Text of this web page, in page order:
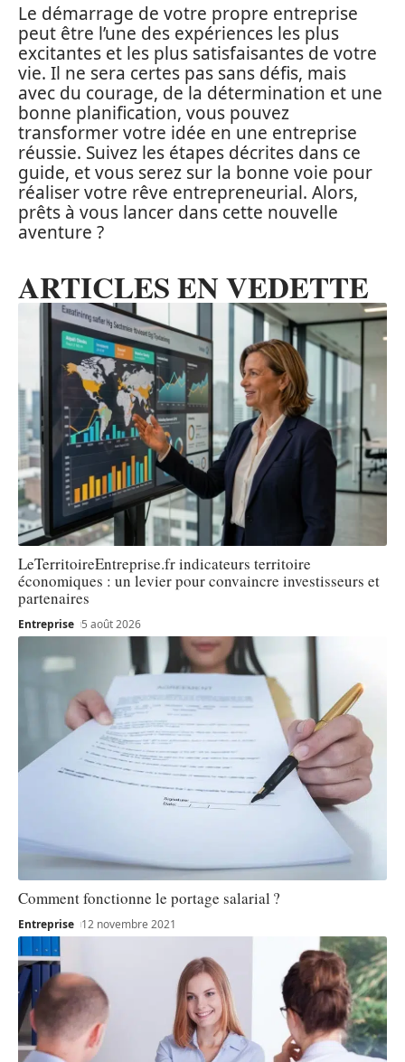
Le démarrage de votre propre entreprise
peut être l’une des expériences les plus
excitantes et les plus satisfaisantes de votre
vie. Il ne sera certes pas sans défis, mais
avec du courage, de la détermination et une
bonne planification, vous pouvez
transformer votre idée en une entreprise
réussie. Suivez les étapes décrites dans ce
guide, et vous serez sur la bonne voie pour
réaliser votre rêve entrepreneurial. Alors,
prêts à vous lancer dans cette nouvelle
aventure ?
ARTICLES EN VEDETTE
LeTerritoireEntreprise.fr indicateurs territoire
économiques : un levier pour convaincre investisseurs et
partenaires
Entreprise 5 août 2026
Comment fonctionne le portage salarial ?
Entreprise 12 novembre 2021